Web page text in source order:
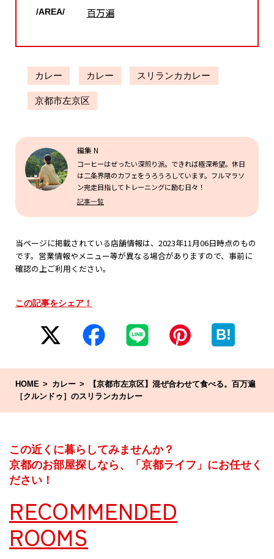
/AREA/ 百万遍
カレー カレー スリランカカレー
京都市左京区
編集 N
コーヒーはぜったい深煎り派。できれば極深希望。休日
は二条界隈のカフェをうろうろしています。フルマラソ
ン完走目指してトレーニングに励む日々！
記事一覧
当ページに掲載されている店舗情報は、2023年11月06日時点のもの
です。営業情報やメニュー等が異なる場合がありますので、事前に
確認の上ご利用ください。
この記事をシェア！
B!
HOME カレー
【京都市左京区】混ぜ合わせて食べる。百万遍
［クルンドゥ］のスリランカカレー
この近くに暮らしてみませんか？
京都のお部屋探しなら、「京都ライフ」にお任せく
ださい！
RECOMMENDED
ROOMS